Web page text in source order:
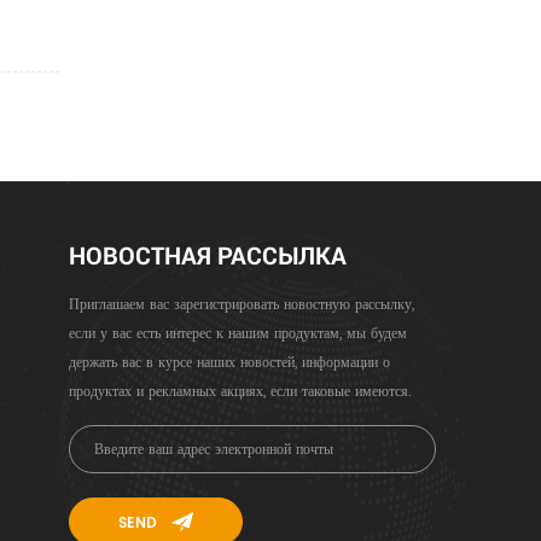
НОВОСТНАЯ РАССЫЛКА
Приглашаем вас зарегистрировать новостную рассылку,
если у вас есть интерес к нашим продуктам, мы будем
держать вас в курсе наших новостей, информации о
продуктах и ​​рекламных акциях, если таковые имеются.